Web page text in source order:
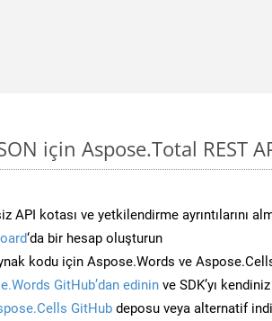
için Aspose.Total REST
API kotası ve yetkilendirme ayrıntılarını
‘da bir hesap oluşturun
kodu için Aspose.Words ve
GitHub’dan edinin ve SDK’yı
GitHub deposu veya alternatif